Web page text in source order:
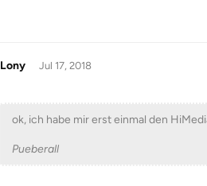
Lony Jul 17, 2018
ok, ich habe mir erst einmal den
Pueberall